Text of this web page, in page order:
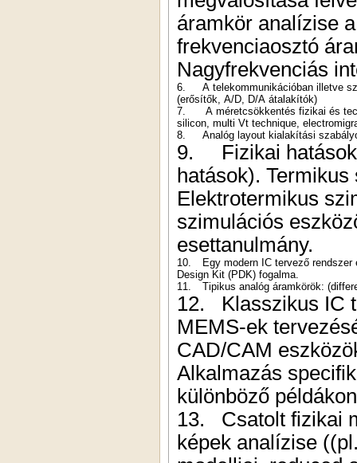
áramkör analízise
frekvenciaosztó
Nagyfrekvenciás
6.
A telekommunikációban illetve
(erősítők, A/D, D/A átalakítók)
7.
A méretcsökkentés fizikai és
silicon, multi Vt technique,
8.
Analóg layout kialakítási
9.
Fizikai
hatások).
Elektrotermikus
szimulációs
esettanulmány.
10.
Egy modern IC tervező
Design Kit (PDK) fogalma.
11.
Tipikus analóg áramkörök:
12.
Klasszikus IC
MEMS-ek
CAD/CAM
Alkalmazás
különböző
13.
Csatolt fizikai
képek analízise